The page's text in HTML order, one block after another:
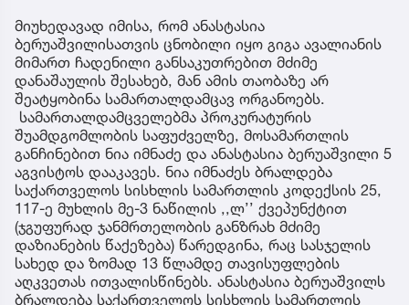
მიუხედავად იმისა, რომ ანასტასია
ბერუაშვილისათვის ცნობილი იყო გიგა ავალიანის
მიმართ ჩადენილი განსაკუთრებით მძიმე
დანაშაულის შესახებ, მან ამის თაობაზე არ
შეატყობინა სამართალდამცავ ორგანოებს.
სამართალდამცველებმა პროკურატურის
შუამდგომლობის საფუძველზე, მოსამართლის
განჩინებით ნია იმნაძე და ანასტასია ბერუაშვილი 5
აგვისტოს დააკავეს. ნია იმნაძეს ბრალდება
საქართველოს სისხლის სამართლის კოდექსის 25,
117-ე მუხლის მე-3 ნაწილის ,,ლ’’ ქვეპუნქტით
(ჯგუფურად ჯანმრთელობის განზრახ მძიმე
დაზიანების წაქეზება) წარედგინა, რაც სასჯელის
სახედ და ზომად 13 წლამდე თავისუფლების
აღკვეთას ითვალისწინებს. ანასტასია ბერუაშვილს
ბრალდება საქართველოს სისხლის სამართლის